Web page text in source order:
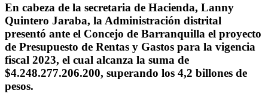
En cabeza de la secretaria de Hacienda, Lanny
Quintero Jaraba, la Administración distrital
presentó ante el Concejo de Barranquilla el proyecto
de Presupuesto de Rentas y Gastos para la vigencia
fiscal 2023, el cual alcanza la suma de
$4.248.277.206.200, superando los 4,2 billones de
pesos.